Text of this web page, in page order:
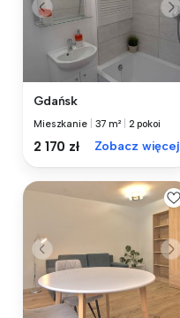
Gdańsk
Mieszkanie 37 m² 2 pokoi
2 170 zł Zobacz więcej